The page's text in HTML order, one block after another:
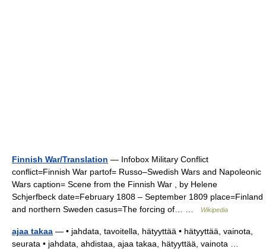
Finnish War/Translation — Infobox Military Conflict
conflict=Finnish War partof= Russo–Swedish Wars and Napoleonic
Wars caption= Scene from the Finnish War , by Helene
Schjerfbeck date=February 1808 – September 1809 place=Finland
and northern Sweden casus=The forcing of… …
Wikipedia
ajaa takaa — • jahdata, tavoitella, hätyyttää • hätyyttää, vainota,
seurata • jahdata, ahdistaa, ajaa takaa, hätyyttää, vainota …